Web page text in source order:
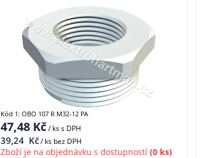
47,48 Kč/ kss DPH
39,24 Kč/ ks bez DPH
Zboží je na objednávku s dostupností (0 ks)
Kód 1: OBO 107 R M32-12 PA